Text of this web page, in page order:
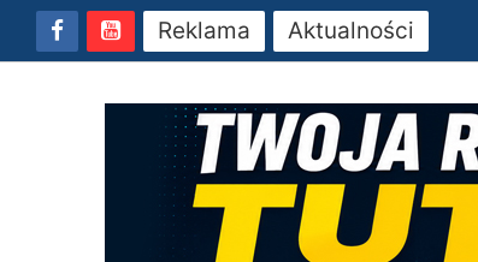
Reklama Aktualności